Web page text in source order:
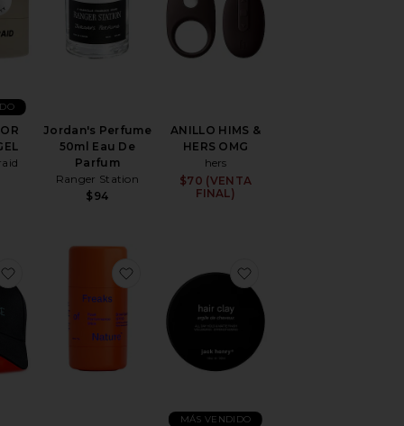
Jordan's Perfume
50ml Eau De
Parfum
Ranger Station
$94
ANILLO HIMS &
HERS OMG
hers
$70 (VENTA
FINAL)
favoritoSOMBRERO DE LUZ ROJA RED LIGHT HAT
favoritoBARRA SOLAR DE ALTO
MÁS VENDIDO